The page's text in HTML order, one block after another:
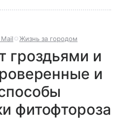
Жизнь за городом
гроздьями и
и
фитофтороза